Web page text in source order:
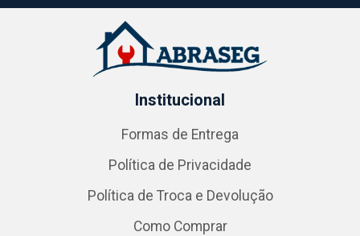
Institucional
Formas de Entrega
Política de Privacidade
Política de Troca e Devolução
Como Comprar